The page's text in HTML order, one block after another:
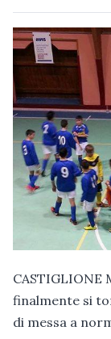
CASTIGLIONE
finalmente si
di messa a